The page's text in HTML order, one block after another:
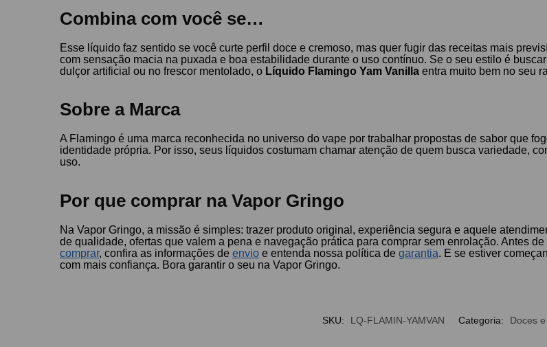
Combina com você se…
Esse líquido faz sentido se você curte perfil doce e cremoso, mas quer fugir das receitas mais
com sensação macia na puxada e boa estabilidade durante o uso contínuo. Se o seu estilo é
dulçor artificial ou no frescor mentolado, o Líquido Flamingo Yam Vanilla entra muito bem no seu
Sobre a Marca
A Flamingo é uma marca reconhecida no universo do vape por trabalhar propostas de sabor que
identidade própria. Por isso, seus líquidos costumam chamar atenção de quem busca variedade,
uso.
Por que comprar na Vapor Gringo
Na Vapor Gringo, a missão é simples: trazer produto original, experiência segura e aquele
de qualidade, ofertas que valem a pena e navegação prática para comprar sem enrolação. Antes
comprar, confira as informações deenvio e entenda nossa política degarantia. E se estiver
com mais confiança. Bora garantir o seu na Vapor Gringo.
SKU: LQ-FLAMIN-YAMVAN Categoria: Doces